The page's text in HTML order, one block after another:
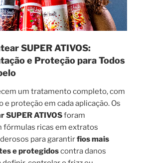
SUPER ATIVOS:
e Proteção para Todos
um tratamento completo, com
e proteção em cada aplicação. Os
SUPER ATIVOSforam
fórmulas ricas em extratos
para garantirfios mais
e protegidoscontra danos